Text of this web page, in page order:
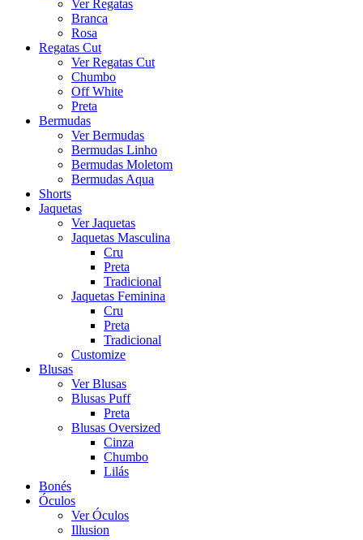
Ver Regatas
Branca
Rosa
Regatas Cut
Ver Regatas Cut
Chumbo
Off White
Preta
Bermudas
Ver Bermudas
Bermudas Linho
Bermudas Moletom
Bermudas Aqua
Shorts
Jaquetas
Ver Jaquetas
Jaquetas Masculina
Cru
Preta
Tradicional
Jaquetas Feminina
Cru
Preta
Tradicional
Customize
Blusas
Ver Blusas
Blusas Puff
Preta
Blusas Oversized
Cinza
Chumbo
Lilás
Bonés
Óculos
Ver Óculos
Illusion